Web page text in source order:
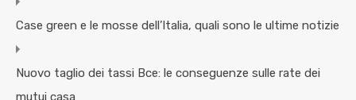
Case green e le mosse dell’Italia, quali sono le ultime notizie
Nuovo taglio dei tassi Bce: le conseguenze sulle rate dei
mutui casa